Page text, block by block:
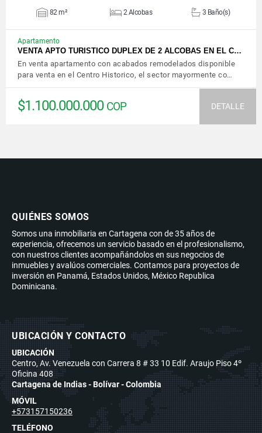
82 m² 2 Alcobas 3 Baño(s)
Apartamento
VENTA APTO TURISTICO DUPLEX DE 2 ALCOBAS EN EL C…
En venta apartamento con acabados remodelados disponible
para venta en el Centro Historico, el sector mayormente co…
$1.100.000.000 COP DETALLE
QUIÉNES SOMOS
Somos una inmobiliaria en Cartagena con de 35 años de
experiencia, ofrecemos un servicio basado en el profesionalismo,
con nuestros clientes acompañándolos en sus negocios de
inmuebles y avalúos comerciales. Contamos para proyectos de
inversión en Panamá, Estados Unidos, México Republica
Dominicana.
UBICACIÓN Y CONTACTO
UBICACIÓN
Centro, Av. Venezuela con Carrera 8 # 33 10 Edif. Araujo Piso 4º
Oficina 408
Cartagena de Indias - Bolívar - Colombia
MÓVIL
+573157150236
TELÉFONO